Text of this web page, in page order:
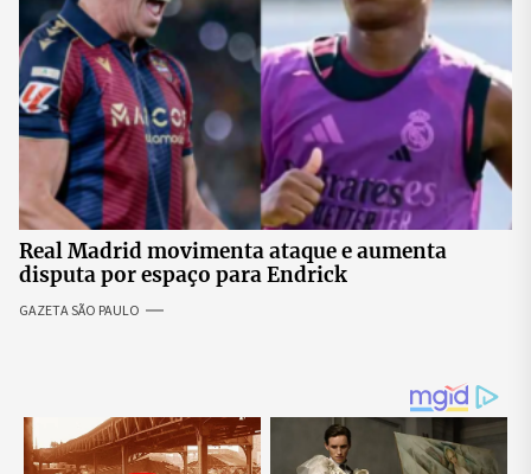
Real Madrid movimenta ataque e aumenta
disputa por espaço para Endrick
GAZETA SÃO PAULO